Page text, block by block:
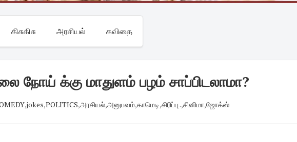
கிசுகிசு அரசியல் கவிதை
நோய் க்கு மாதுளம் பழம் சாப்பிடலாமா?
,jokes,POLITICS,அரசியல்,அனுபவம்,காமெடி,சிரிப்பு .,சினிமா,ஜோக்ஸ்